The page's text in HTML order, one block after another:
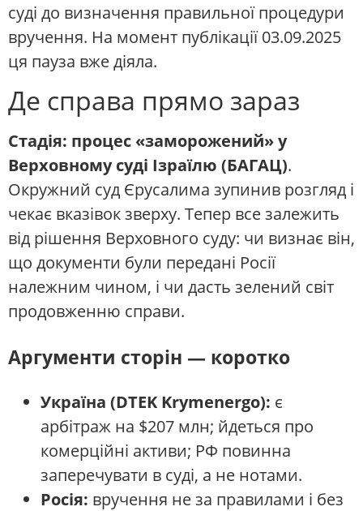
суді до визначення правильної процедури
вручення. На момент публікації 03.09.2025
ця пауза вже діяла.
Де справа прямо зараз
Стадія: процес «заморожений» у
Верховному суді Ізраїлю (БАГАЦ).
Окружний суд Єрусалима зупинив розгляд і
чекає вказівок зверху. Тепер все залежить
від рішення Верховного суду: чи визнає він,
що документи були передані Росії
належним чином, і чи дасть зелений світ
продовженню справи.
Аргументи сторін — коротко
Україна (DTEK Krymenergo): є
арбітраж на $207 млн; йдеться про
комерційні активи; РФ повинна
заперечувати в суді, а не нотами.
Росія: вручення не за правилами і без